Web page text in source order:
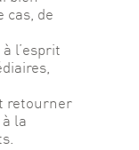
cas, de
l’esprit
retourner
la